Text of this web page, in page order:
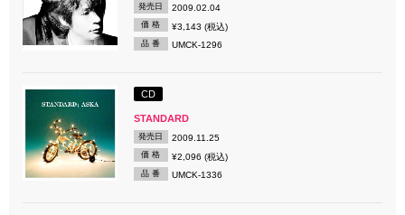
発売日 2009.02.04
価 格 ¥3,143 (税込)
品 番 UMCK-1296
CD
STANDARD
発売日 2009.11.25
価 格 ¥2,096 (税込)
品 番 UMCK-1336